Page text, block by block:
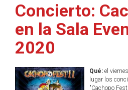
Concierto:
en la Sala
2020
Qué:el
lugar los
"Cachopo